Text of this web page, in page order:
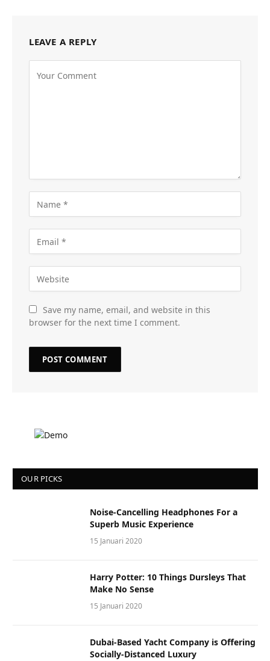
LEAVE A REPLY
Save my name, email, and website in this
browser for the next time I comment.
OUR PICKS
Noise-Cancelling Headphones For a
Superb Music Experience
15 Januari 2020
Harry Potter: 10 Things Dursleys That
Make No Sense
15 Januari 2020
Dubai-Based Yacht Company is Offering
Socially-Distanced Luxury